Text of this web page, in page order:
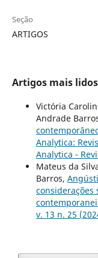
Seção
ARTIGOS
Artigos mais
Victória
Andrade
Analytica:
Analytica -
Mateus da
Barros,
considerações
v. 13 n. 25